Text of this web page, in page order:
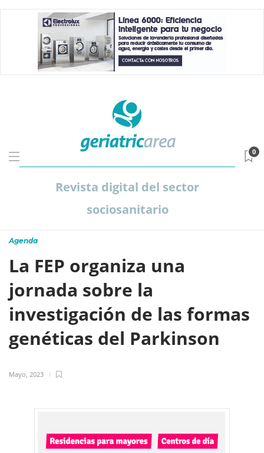
Revista digital del sector
sociosanitario
0
Agenda
La FEP organiza una
jornada sobre la
investigación de las formas
genéticas del Parkinson
Mayo, 2023